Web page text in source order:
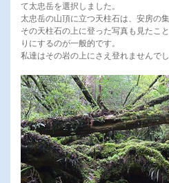
て太忠岳を選択しました。
太忠岳の山頂に立つ天柱石は、安房の
その天柱石の上に登った写真も見たこ
りにするのが一般的です。
私達はその岩の上にさえ登れませんで